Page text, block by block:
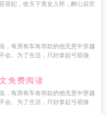
容妃，收天下美女入怀，醉心后宫
，有房有车有存款的他无意中穿越
会。为了生活，只好拿起弓箭做
免费阅读
，有房有车有存款的他无意中穿越
会。为了生活，只好拿起弓箭做